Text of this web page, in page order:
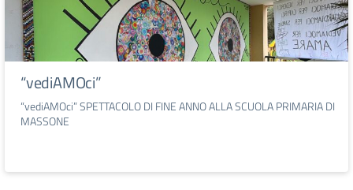
“vediAMOci”
“vediAMOci” SPETTACOLO DI FINE ANNO ALLA SCUOLA PRIMARIA DI
MASSONE